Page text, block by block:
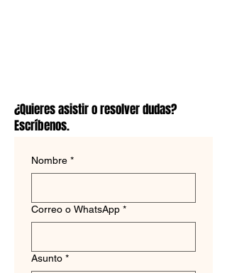
¿Quieres asistir o resolver dudas?
Escríbenos.
Nombre *
Correo o WhatsApp *
Asunto *